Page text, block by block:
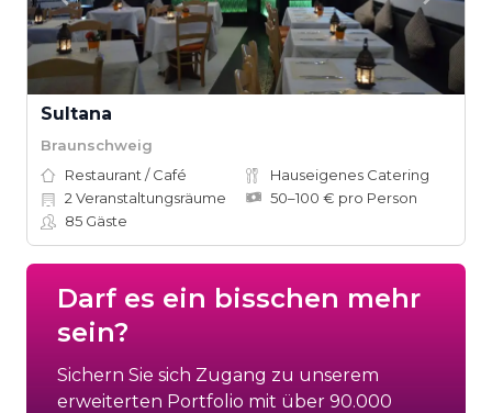
Sultana
Braunschweig
Restaurant / Café
Hauseigenes Catering
2 Veranstaltungsräume
50–100 € pro Person
85 Gäste
Darf es ein bisschen mehr
sein?
Sichern Sie sich Zugang zu unserem
erweiterten Portfolio mit über 90.000